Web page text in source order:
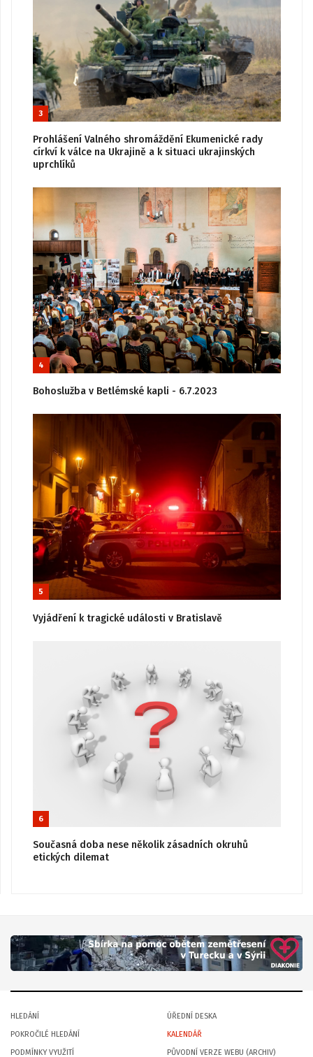
3
Prohlášení Valného shromáždění Ekumenické rady
církví k válce na Ukrajině a k situaci ukrajinských
uprchlíků
4
Bohoslužba v Betlémské kapli - 6.7.2023
5
Vyjádření k tragické události v Bratislavě
6
Současná doba nese několik zásadních okruhů
etických dilemat
HLEDÁNÍ
POKROČILÉ HLEDÁNÍ
PODMÍNKY VYUŽITÍ
ÚŘEDNÍ DESKA
KALENDÁŘ
PŮVODNÍ VERZE WEBU (ARCHIV)